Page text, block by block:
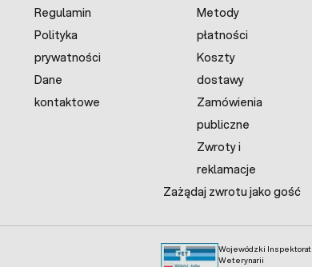
Regulamin
Polityka
prywatności
Dane
kontaktowe
Metody
płatności
Koszty
dostawy
Zamówienia
publiczne
Zwroty i
reklamacje
Zażądaj zwrotu jako gość
Wojewódzki Inspektorat
Weterynarii